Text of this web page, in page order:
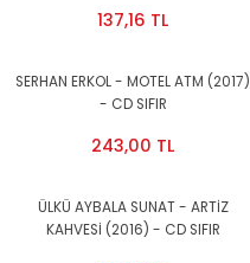
137,16 TL
SERHAN ERKOL - MOTEL ATM (2017)
- CD SIFIR
243,00 TL
ÜLKÜ AYBALA SUNAT - ARTİZ
KAHVESİ (2016) - CD SIFIR